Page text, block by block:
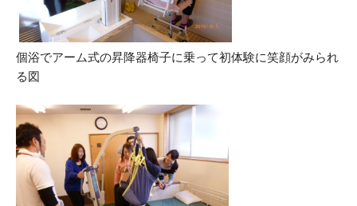
個浴でアーム式の昇降器椅子に乗って初体験に笑顔がみられ
る図